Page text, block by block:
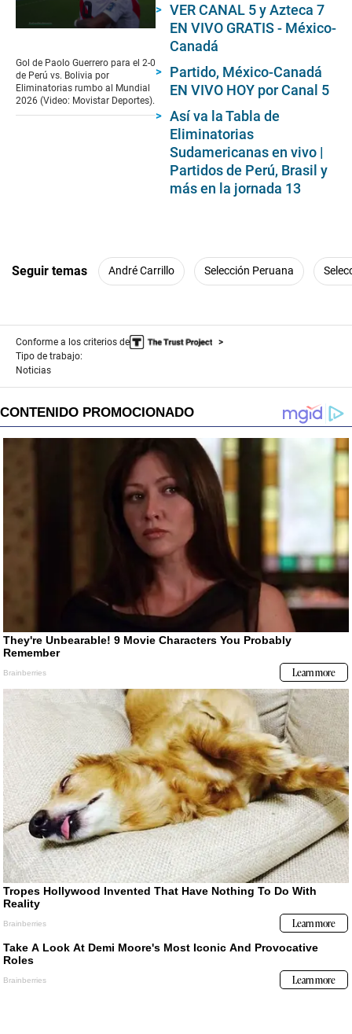
of
1
minute,
18
seconds
Gol de Paolo Guerrero para el 2-0
de Perú vs. Bolivia por
Eliminatorias rumbo al Mundial
2026 (Video: Movistar Deportes).
VER CANAL 5 y Azteca 7
EN VIVO GRATIS - México-
Canadá
Partido, México-Canadá
EN VIVO HOY por Canal 5
Así va la Tabla de
Eliminatorias
Sudamericanas en vivo |
Partidos de Perú, Brasil y
más en la jornada 13
Seguir temas André Carrillo Selección Peruana
Conforme a los criterios de
Tipo de trabajo:
Noticias